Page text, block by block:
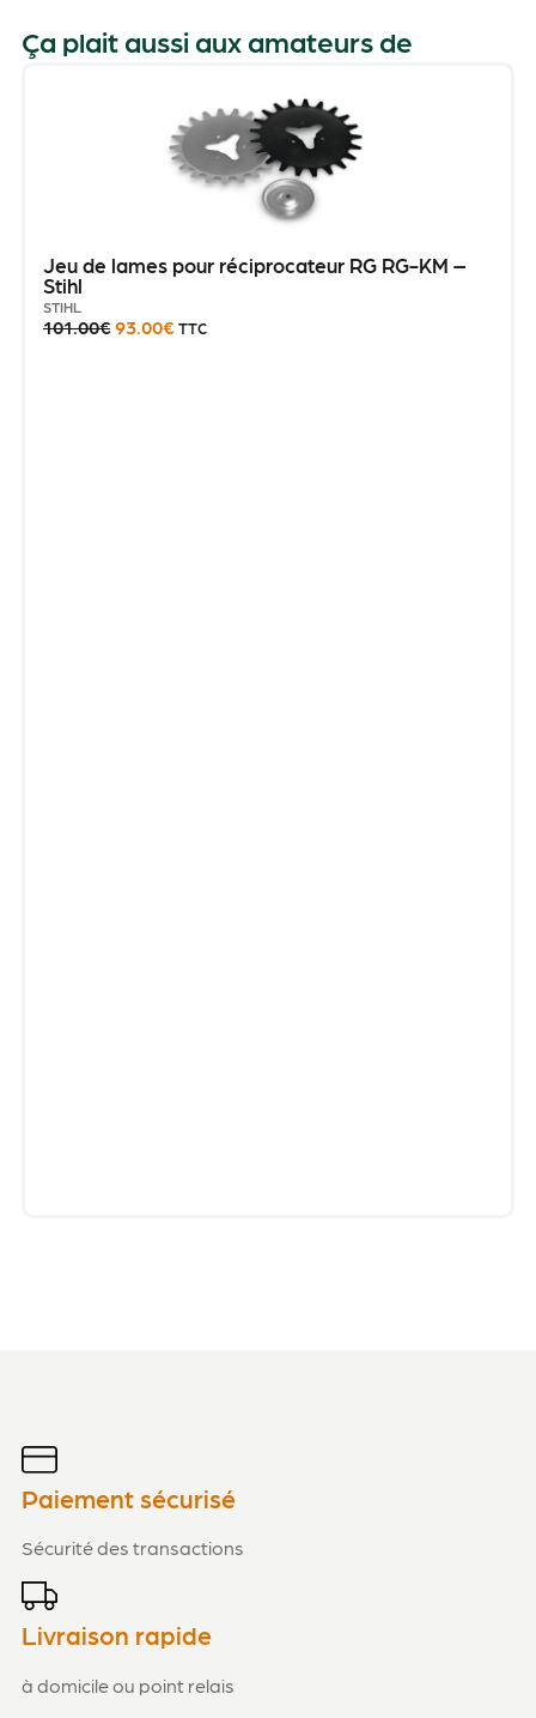
Ça plait aussi aux amateurs de
Jeu de lames pour réciprocateur RG RG-KM –
Stihl
STIHL
101.00€ 93.00€ TTC
Paiement sécurisé
Sécurité des transactions
Livraison rapide
à domicile ou point relais